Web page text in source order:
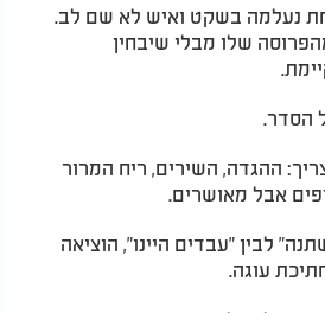
נעלמה בשקט ואיש לא שם לב.
שלו מבלי שיבחין
הסדר.
ההגדה, השירים, ריח המרור
אבל מאושרים.
לבין "עבדים היינו", הוציאה
עוגה.